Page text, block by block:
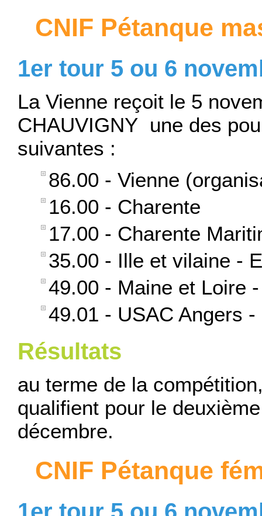
CNIF Pétanque
1er tour 5 ou 6
La Vienne reçoit le 5
CHAUVIGNY une des
suivantes :
86.00 - Vienne
16.00 - Charente
17.00 - Charente
35.00 - Ille et vilaine -
49.00 - Maine et Loire
49.01 - USAC Angers -
Résultats
au terme de la
qualifient pour le
décembre.
CNIF Pétanque